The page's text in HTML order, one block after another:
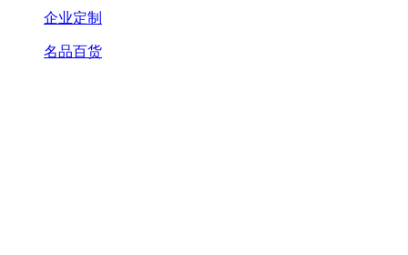
企业定制
名品百货